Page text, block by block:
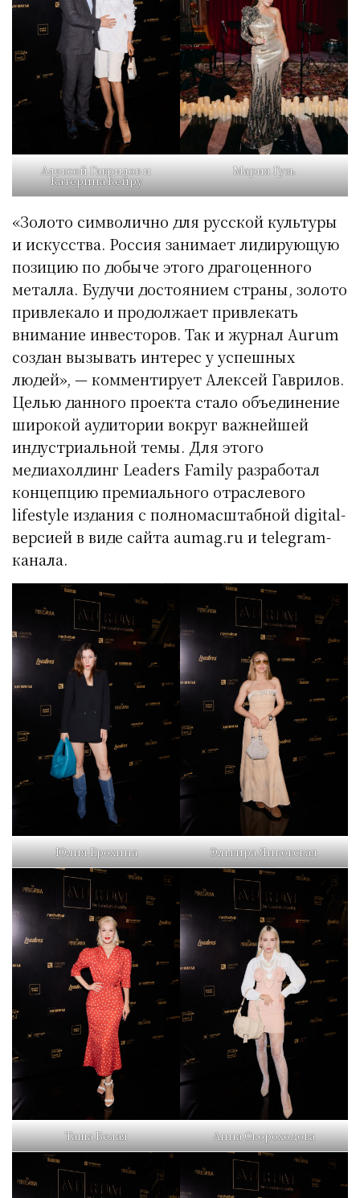
Алексей Гаврилов и
Катерина Кейру
Мария Гузь
«Золото символично для русской культуры
и искусства. Россия занимает лидирующую
позицию по добыче этого драгоценного
металла. Будучи достоянием страны, золото
привлекало и продолжает привлекать
внимание инвесторов. Так и журнал Aurum
создан вызывать интерес у успешных
людей», — комментирует Алексей Гаврилов.
Целью данного проекта стало объединение
широкой аудитории вокруг важнейшей
индустриальной темы. Для этого
медиахолдинг Leaders Family разработал
концепцию премиального отраслевого
lifestyle издания с полномасштабной digital-
версией в виде сайта aumag.ru и telegram-
канала.
Юлия Ерохина Эльвира Янковская
Таша Белая Анна Скороходова